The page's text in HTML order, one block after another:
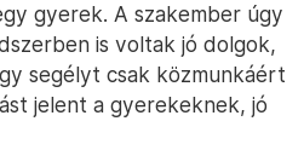
gyerek. A szakember úgy
is voltak jó dolgok,
segélyt csak közmunkáért
jelent a gyerekeknek, jó